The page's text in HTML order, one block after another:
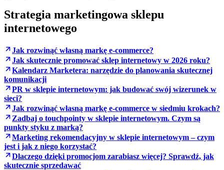
Strategia marketingowa sklepu
internetowego
Jak rozwinąć własną markę e-commerce?
Jak skutecznie promować sklep internetowy w 2026 roku?
Kalendarz Marketera: narzędzie do planowania skutecznej
komunikacji
PR w sklepie internetowym: jak budować swój wizerunek w
sieci?
Jak rozwinąć własną markę e-commerce w siedmiu krokach?
Zadbaj o touchpointy w sklepie internetowym. Czym są
punkty styku z marką?
Marketing rekomendacyjny w sklepie internetowym – czym
jest i jak z niego korzystać?
Dlaczego dzięki promocjom zarabiasz więcej? Sprawdź, jak
skutecznie sprzedawać